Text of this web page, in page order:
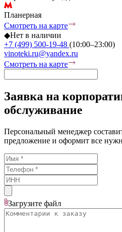
Планерная
Смотреть на карте
◆Нет в наличии
+7 (499) 500-19-48 (10:00–23:00)
vinoteki.ru@yandex.ru
Смотреть на карте
Заявка на
обслуживание
Персональный менеджер
предложение и оформит все
Загрузите файл